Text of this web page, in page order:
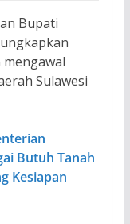
Bupati
Sulawesi
Butuh Tanah
Kesiapan